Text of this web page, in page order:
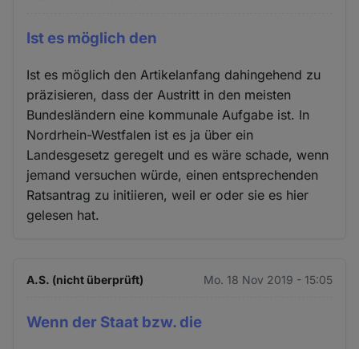
Ist es möglich den
Ist es möglich den Artikelanfang dahingehend zu
präzisieren, dass der Austritt in den meisten
Bundesländern eine kommunale Aufgabe ist. In
Nordrhein-Westfalen ist es ja über ein
Landesgesetz geregelt und es wäre schade, wenn
jemand versuchen würde, einen entsprechenden
Ratsantrag zu initiieren, weil er oder sie es hier
gelesen hat.
A.S. (nicht überprüft) Mo. 18 Nov 2019 - 15:05
Wenn der Staat bzw. die